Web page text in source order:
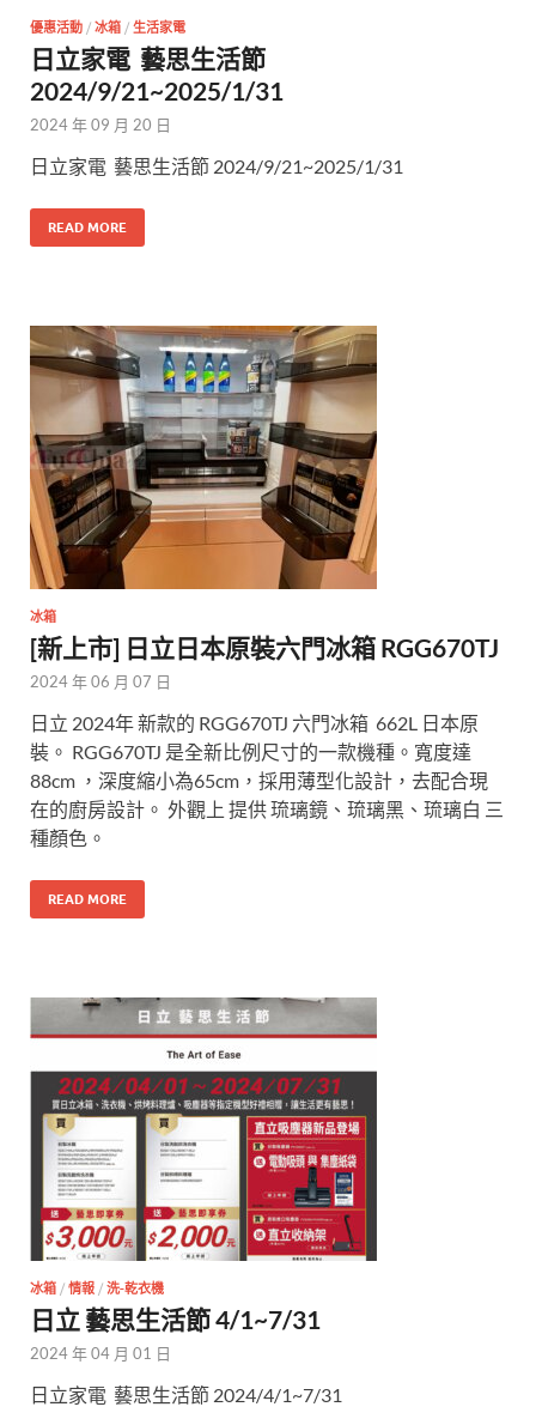
優惠活動 / 冰箱 / 生活家電
日立家電 藝思生活節
2024/9/21~2025/1/31
2024 年 09 月 20 日
日立家電 藝思生活節 2024/9/21~2025/1/31
READ MORE
冰箱
[新上市] 日立日本原裝六門冰箱 RGG670TJ
2024 年 06 月 07 日
日立 2024年 新款的 RGG670TJ 六門冰箱 662L 日本原
裝。 RGG670TJ 是全新比例尺寸的一款機種。寬度達
88cm ，深度縮小為65cm，採用薄型化設計，去配合現
在的廚房設計。 外觀上 提供 琉璃鏡、琉璃黑、琉璃白 三
種顏色。
READ MORE
冰箱 / 情報 / 洗-乾衣機
日立 藝思生活節 4/1~7/31
2024 年 04 月 01 日
日立家電 藝思生活節 2024/4/1~7/31